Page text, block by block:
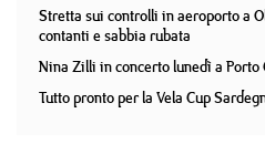
Stretta sui controlli in aeroporto a
contanti e sabbia rubata
Nina Zilli in concerto lunedì a Porto
Tutto pronto per la Vela Cup